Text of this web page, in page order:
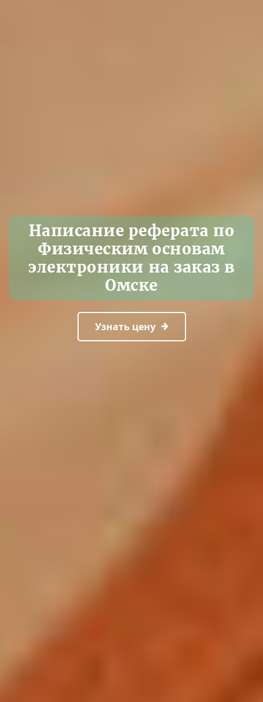
Написание реферата по
Физическим основам
электроники на заказ в
Омске
Узнать цену